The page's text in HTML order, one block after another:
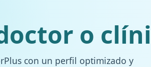
o
con un perfil optimizado y